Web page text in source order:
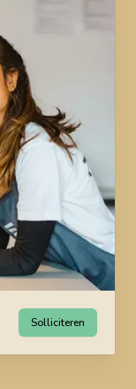
Solliciteren